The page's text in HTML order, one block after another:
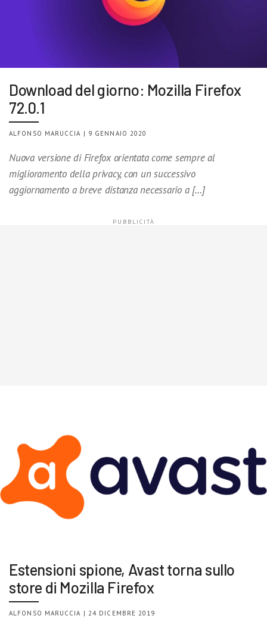
Download del giorno: Mozilla Firefox
72.0.1
ALFONSO MARUCCIA | 9 GENNAIO 2020
Nuova versione di Firefox orientata come sempre al
miglioramento della privacy, con un successivo
aggiornamento a breve distanza necessario a […]
Estensioni spione, Avast torna sullo
store di Mozilla Firefox
ALFONSO MARUCCIA | 24 DICEMBRE 2019